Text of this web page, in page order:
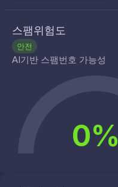
스팸위험도
안전
AI기반 스팸번호 가능성
0%